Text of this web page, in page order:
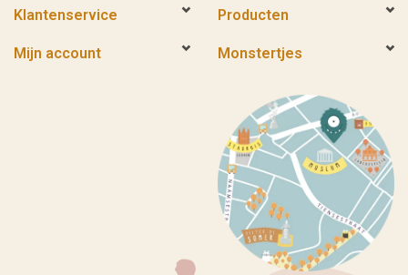
Klantenservice Producten
Mijn account Monstertjes